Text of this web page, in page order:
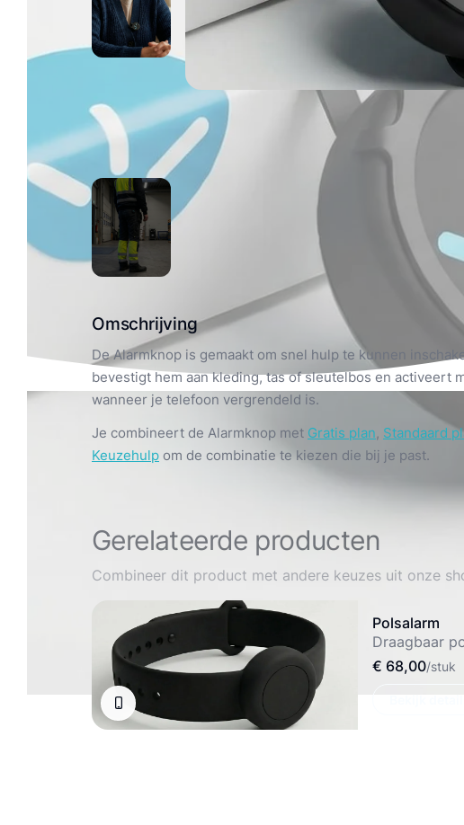
Omschrijving
De Alarmknop is gemaakt om snel hulp te kunnen
bevestigt hem aan kleding, tas of sleutelbos en activeert
wanneer je telefoon vergrendeld is.
Je combineert de Alarmknop met Gratis plan, Standaard
Keuzehulp om de combinatie te kiezen die bij je past.
Gerelateerde producten
Combineer dit product met andere keuzes uit onze
Polsalarm
Draagbaar
€ 68,00/stuk